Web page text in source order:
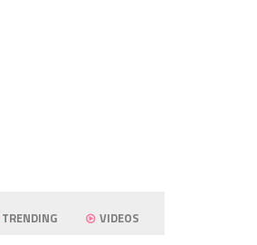
TRENDING VIDEOS